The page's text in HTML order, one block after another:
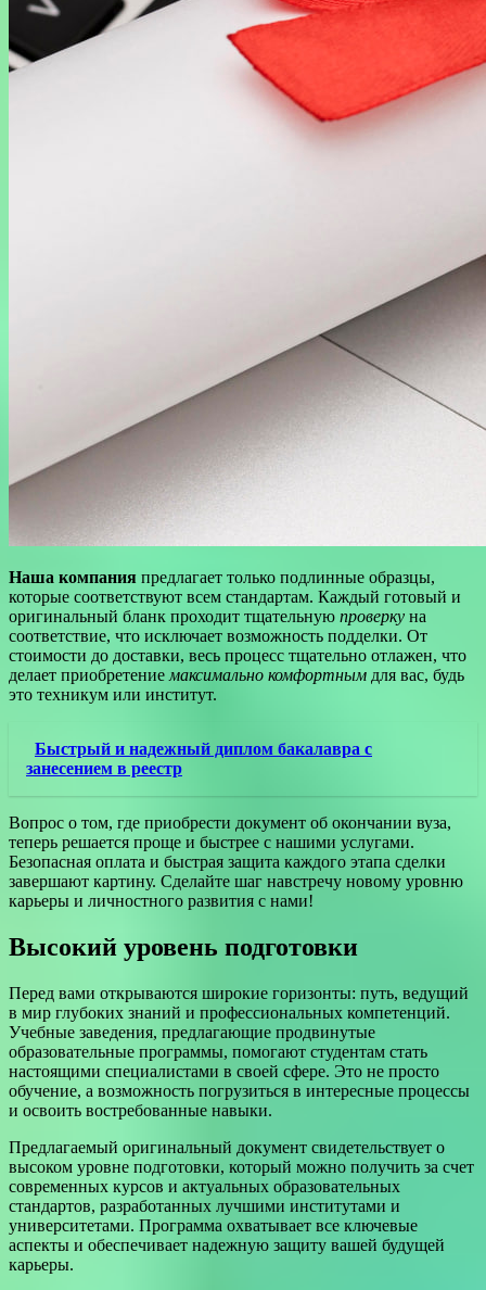
Наша компания предлагает только подлинные образцы,
которые соответствуют всем стандартам. Каждый готовый и
оригинальный бланк проходит тщательную проверку на
соответствие, что исключает возможность подделки. От
стоимости до доставки, весь процесс тщательно отлажен, что
делает приобретение максимально комфортным для вас, будь
это техникум или институт.
Быстрый и надежный диплом бакалавра с
занесением в реестр
Вопрос о том, где приобрести документ об окончании вуза,
теперь решается проще и быстрее с нашими услугами.
Безопасная оплата и быстрая защита каждого этапа сделки
завершают картину. Сделайте шаг навстречу новому уровню
карьеры и личностного развития с нами!
Высокий уровень подготовки
Перед вами открываются широкие горизонты: путь, ведущий
в мир глубоких знаний и профессиональных компетенций.
Учебные заведения, предлагающие продвинутые
образовательные программы, помогают студентам стать
настоящими специалистами в своей сфере. Это не просто
обучение, а возможность погрузиться в интересные процессы
и освоить востребованные навыки.
Предлагаемый оригинальный документ свидетельствует о
высоком уровне подготовки, который можно получить за счет
современных курсов и актуальных образовательных
стандартов, разработанных лучшими институтами и
университетами. Программа охватывает все ключевые
аспекты и обеспечивает надежную защиту вашей будущей
карьеры.